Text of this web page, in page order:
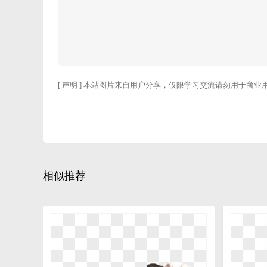
[ 声明 ] 本站图片来自用户分享，仅限学习交流请勿用于商业
相似推荐